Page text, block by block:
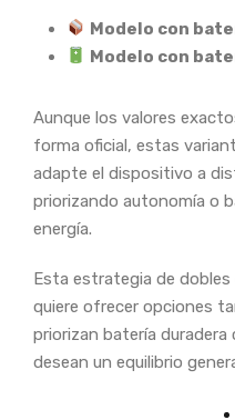
Modelo con
Modelo con
Aunque los valores
forma oficial, estas
adapte el dispositivo a
priorizando autonomía o
energía.
Esta estrategia de
quiere ofrecer opciones
priorizan batería duradera
desean un equilibrio